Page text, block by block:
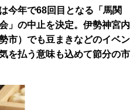
今年で68回目となる「馬関
」の中止を決定。伊勢神宮内
市）でも豆まきなどのイベン
を払う意味も込めて節分の市